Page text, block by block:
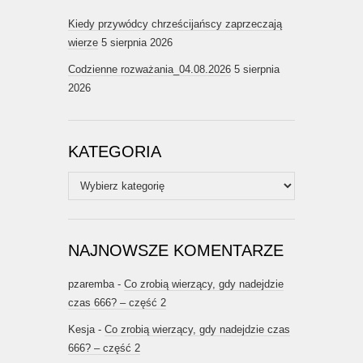
Kiedy przywódcy chrześcijańscy zaprzeczają
wierze 5 sierpnia 2026
Codzienne rozważania_04.08.2026 5 sierpnia
2026
KATEGORIA
Kategoria
NAJNOWSZE KOMENTARZE
pzaremba- Co zrobią wierzący, gdy nadejdzie
czas 666? – część 2
Kesja- Co zrobią wierzący, gdy nadejdzie czas
666? – część 2